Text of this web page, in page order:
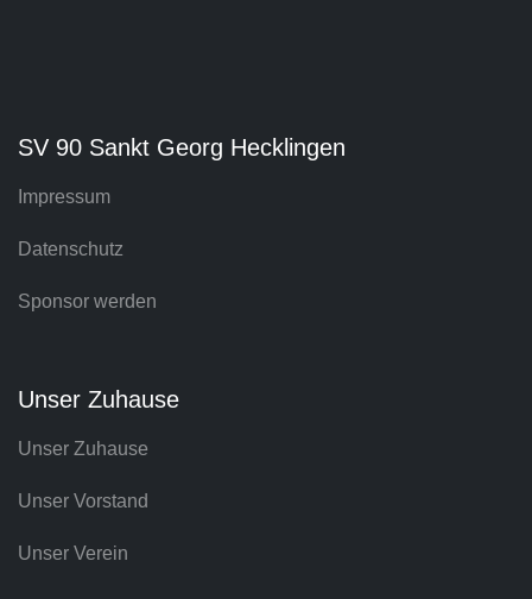
SV 90 Sankt Georg Hecklingen
Impressum
Datenschutz
Sponsor werden
Unser Zuhause
Unser Zuhause
Unser Vorstand
Unser Verein